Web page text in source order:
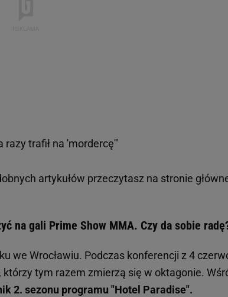
trafił na 'mordercę'"
artykułów przeczytasz na stronie
na gali Prime Show MMA. Czy da sobie
we Wrocławiu. Podczas konferencji z 4
tym razem zmierzą się w oktagonie.
2. sezonu programu "Hotel Paradise".